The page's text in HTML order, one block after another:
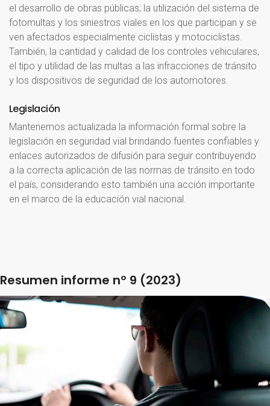
el desarrollo de obras públicas; la utilización del sistema de
fotomultas y los siniestros viales en los que participan y se
ven afectados especialmente ciclistas y motociclistas.
También, la cantidad y calidad de los controles vehiculares,
el tipo y utilidad de las multas a las infracciones de tránsito
y los dispositivos de seguridad de los automotores.
Legislación
Mantenemos actualizada la información formal sobre la
legislación en seguridad vial brindando fuentes confiables y
enlaces autorizados de difusión para seguir contribuyendo
a la correcta aplicación de las normas de tránsito en todo
el país, considerando esto también una acción importante
en el marco de la educación vial nacional.
Resumen informe nº 9 (2023)